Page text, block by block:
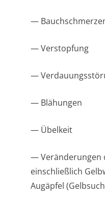
—
— Verstopfung
—
— Blähungen
— Übelkeit
— Veränderungen
einschließlich
Augäpfel